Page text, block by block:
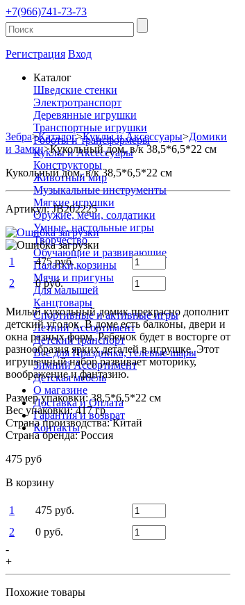
+7(966)741-73-73
Регистрация Вход
Каталог
Шведские стенки
Электротранспорт
Деревянные игрушки
Транспортные игрушки
Роботы и трансформеры
Куклы и Аксессуары
Конструкторы
Животный мир
Музыкальные инструменты
Мягкие игрушки
Оружие, мечи, солдатики
Умные, настольные игры
Творчество
Обучающие и развивающие
Палатки,корзины
Мячи и пригуны
Для малышей
Канцтовары
Спортивные и активные игры
Летний Ассортимент
Детский транспорт
Все для Праздника, гелевые шары
Зимний Ассортимент
Детская мебель
О магазине
Доставка и Оплата
Гарантия и возврат
Контакты
Зебра>Каталог>Куклы и Аксессуары>Домики
и Замки>Кукольный дом, в/к 38,5*6,5*22 см
Кукольный дом, в/к 38,5*6,5*22 см
Артикул: JB202225
1
475 руб.
2
0 руб.
Милый кукольный домик прекрасно дополнит
детский уголок. В доме есть балконы, двери и
окна разных форм. Ребенок будет в восторге от
разнообразия ярких деталей в игрушке. Этот
игрушечный набор развивает моторику,
воображение и фантазию.
Размер упаковки: 38,5*6,5*22 см
Вес упаковки: 417 гр
Страна производства: Китай
Страна бренда: Россия
475 руб
В корзину
1
475 руб.
2
0 руб.
-
+
Похожие товары